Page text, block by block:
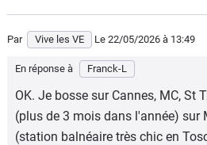
Par Vive les VE Le 22/05/2026 à 13:49
En réponse à Franck-L
OK. Je bosse sur Cannes, MC, St
(plus de 3 mois dans l'année) sur
(station balnéaire très chic en